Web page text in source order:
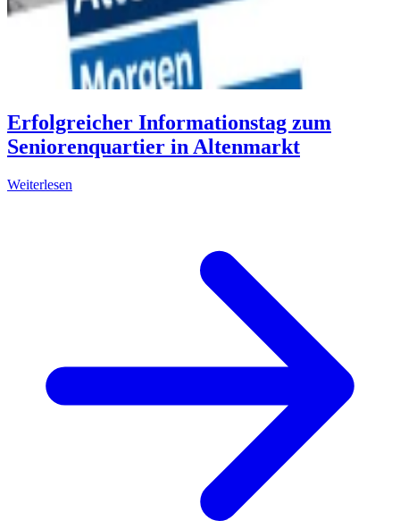
Erfolgreicher Informationstag zum
Seniorenquartier in Altenmarkt
Weiterlesen